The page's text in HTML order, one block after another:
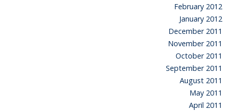
February 2012
January 2012
December 2011
November 2011
October 2011
September 2011
August 2011
May 2011
April 2011